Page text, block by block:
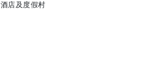
酒店及度假村